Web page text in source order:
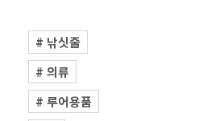
# 낚싯줄
# 의류
# 루어용품